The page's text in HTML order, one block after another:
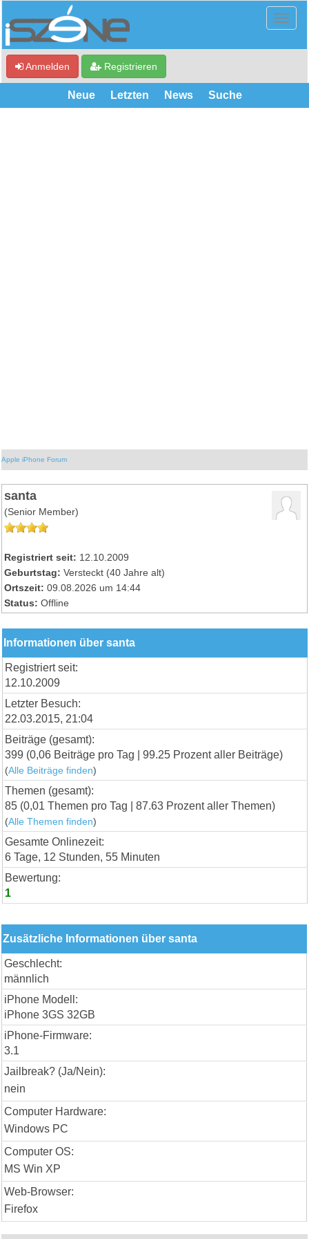
Anmelden Registrieren
Neue Letzten News Suche
Apple iPhone Forum
santa
(Senior Member)
Registriert seit: 12.10.2009
Geburtstag: Versteckt (40 Jahre alt)
Ortszeit: 09.08.2026 um 14:44
Status: Offline
Informationen über santa
Registriert seit:
12.10.2009
Letzter Besuch:
22.03.2015, 21:04
Beiträge (gesamt):
399 (0,06 Beiträge pro Tag | 99.25 Prozent aller Beiträge)
(Alle Beiträge finden)
Themen (gesamt):
85 (0,01 Themen pro Tag | 87.63 Prozent aller Themen)
(Alle Themen finden)
Gesamte Onlinezeit:
6 Tage, 12 Stunden, 55 Minuten
Bewertung:
1
Zusätzliche Informationen über santa
Geschlecht:
männlich
iPhone Modell:
iPhone 3GS 32GB
iPhone-Firmware:
3.1
Jailbreak? (Ja/Nein):
nein
Computer Hardware:
Windows PC
Computer OS:
MS Win XP
Web-Browser:
Firefox